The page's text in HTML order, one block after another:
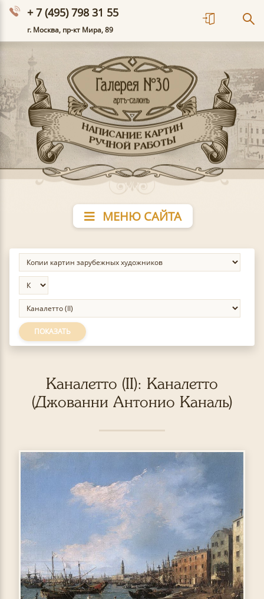
+ 7 (495) 798 31 55
г. Москва, пр-кт Мира, 89
МЕНЮ САЙТА
ПОКАЗАТЬ
Каналетто (II): Каналетто
(Джованни Антонио Каналь)